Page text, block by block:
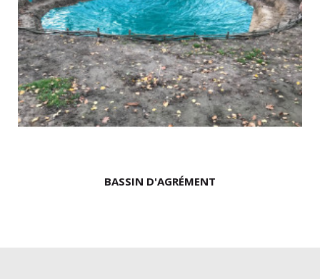
BASSIN D'AGRÉMENT